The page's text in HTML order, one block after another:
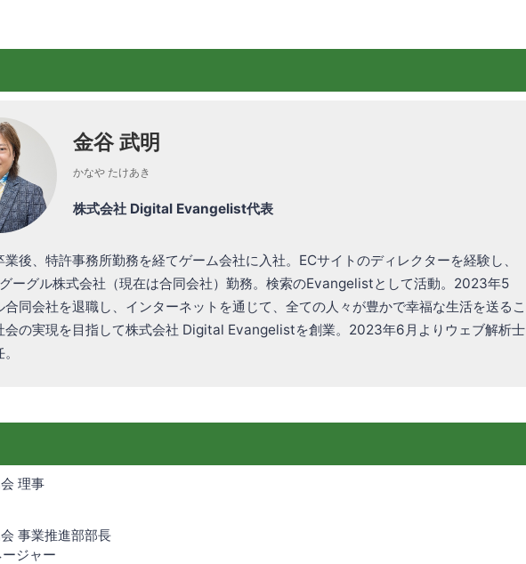
金谷 武明
かなや たけあき
株式会社 Digital Evangelist代表
業後、特許事務所勤務を経てゲーム会社に入社。ECサイトのディレクターを経験し、
ーグル株式会社（現在は合同会社）勤務。検索のEvangelistとして活動。2023年5
合同会社を退職し、インターネットを通じて、全ての人々が豊かで幸福な生活を送るこ
会の実現を目指して株式会社 Digital Evangelistを創業。2023年6月よりウェブ解析士
理事
事業推進部部長
ジャー